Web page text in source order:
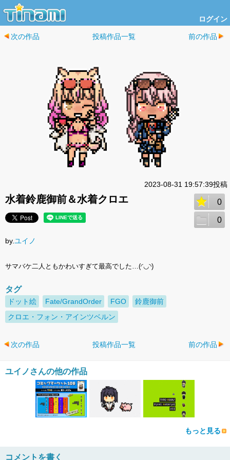
ログイン
次の作品 投稿作品一覧 前の作品
2023-08-31 19:57:39投稿
水着鈴鹿御前＆水着クロエ 0
0
by.ユイノ
サマバケ二人ともかわいすぎて最高でした…(◜◡◝)
タグ
ドット絵 Fate/GrandOrder FGO
鈴鹿御前
クロエ・フォン・アインツベルン
次の作品 投稿作品一覧 前の作品
ユイノさんの他の作品
もっと見る
コメントを書く